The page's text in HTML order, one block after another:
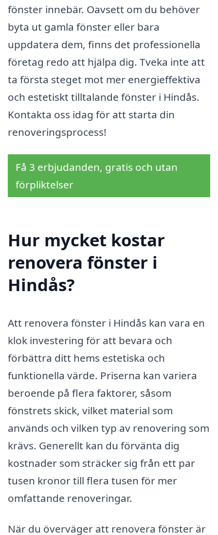
fönster innebär. Oavsett om du behöver
byta ut gamla fönster eller bara
uppdatera dem, finns det professionella
företag redo att hjälpa dig. Tveka inte att
ta första steget mot mer energieffektiva
och estetiskt tilltalande fönster i Hindås.
Kontakta oss idag för att starta din
renoveringsprocess!
Få 3 erbjudanden, gratis och utan
förpliktelser
Hur mycket kostar
renovera fönster i
Hindås?
Att renovera fönster i Hindås kan vara en
klok investering för att bevara och
förbättra ditt hems estetiska och
funktionella värde. Priserna kan variera
beroende på flera faktorer, såsom
fönstrets skick, vilket material som
används och vilken typ av renovering som
krävs. Generellt kan du förvänta dig
kostnader som sträcker sig från ett par
tusen kronor till flera tusen för mer
omfattande renoveringar.
När du överväger att renovera fönster är